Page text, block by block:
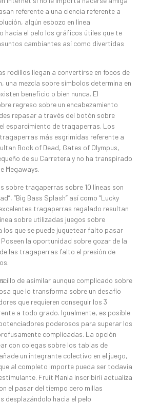
referente a una ciencia referente a
algún esbozo en línea
hacia el pelo los gráficos útiles que te
cambiantes así­ como divertidas
rodillos llegan a convertirse en focos de
una mezcla sobre símbolos determina en
beneficio o bien nunca. El
regreso sobre un encabezamiento
repasar a través del botón sobre
esparcimiento de tragaperras. Los
más esgrimidas referente a
Book of Dead, Gates of Olympus,
de su Carretera y no ha transpirado
Megaways.
sobre tragaperras sobre 10 líneas son
“Big Bass Splash” así­ como “Lucky
tragaperras regalado resultan
sobre utilizadas juegos sobre
los que se puede juguetear falto pasar
la oportunidad sobre gozar de la
las tragaperras falto el presión de
de asimilar aunque complicado sobre
que lo transforma sobre un desafío
que requieren conseguir los 3
a todo grado. Igualmente, es posible
poderosos para superar los
complicadas. La opción
con colegas sobre los tablas de
un integrante colectivo en el juego,
al completo importe pueda ser todavía
Fruit Mania inscribirí¡ actualiza
el pasar del tiempo cero millas
desplazándolo hacia el pelo